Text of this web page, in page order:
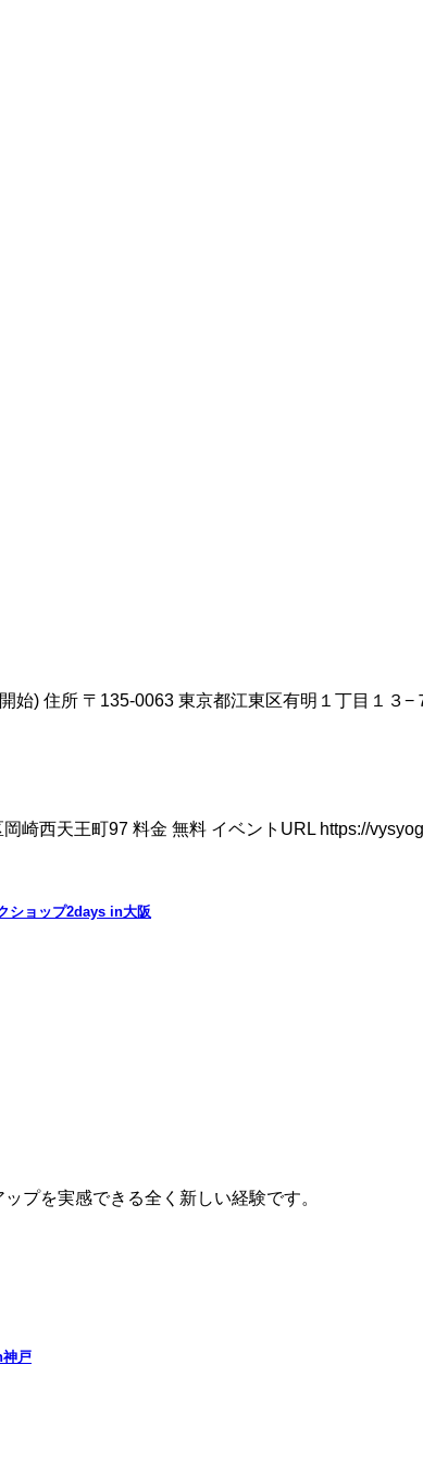
始) 住所 〒135-0063 東京都江東区有明１丁目１
崎西天王町97 料金 無料 イベントURL https://
ショップ2days in大阪
プを実感できる全く新しい経験です。
神戸